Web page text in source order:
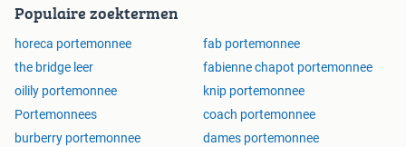
Populaire zoektermen
horeca portemonnee
fab portemonnee
the bridge leer
fabienne chapot portemonnee
oilily portemonnee
knip portemonnee
Portemonnees
coach portemonnee
burberry portemonnee
dames portemonnee